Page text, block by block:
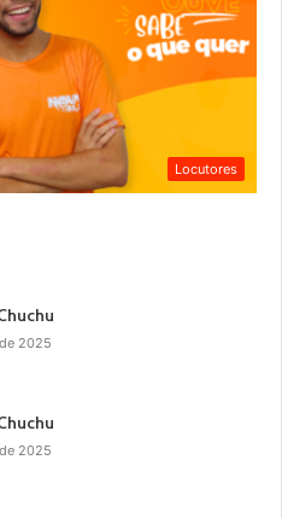
Locutores
2025
2025